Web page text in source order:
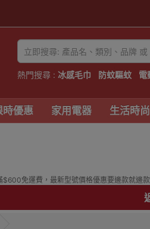
熱門搜尋 : 冰感毛巾 防蚊驅蚊 電
時優惠 家用電器 生活時尚
免運費，最新型號價格優惠要邊款就邊